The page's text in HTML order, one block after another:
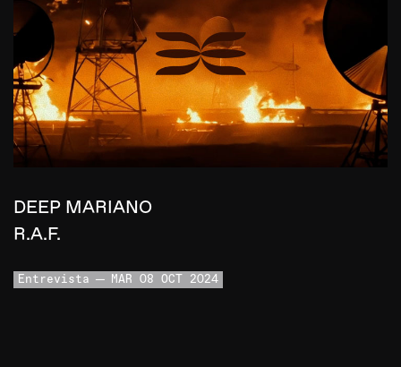
DEEP MARIANO
R.A.F.
Entrevista MAR 08 OCT 2024